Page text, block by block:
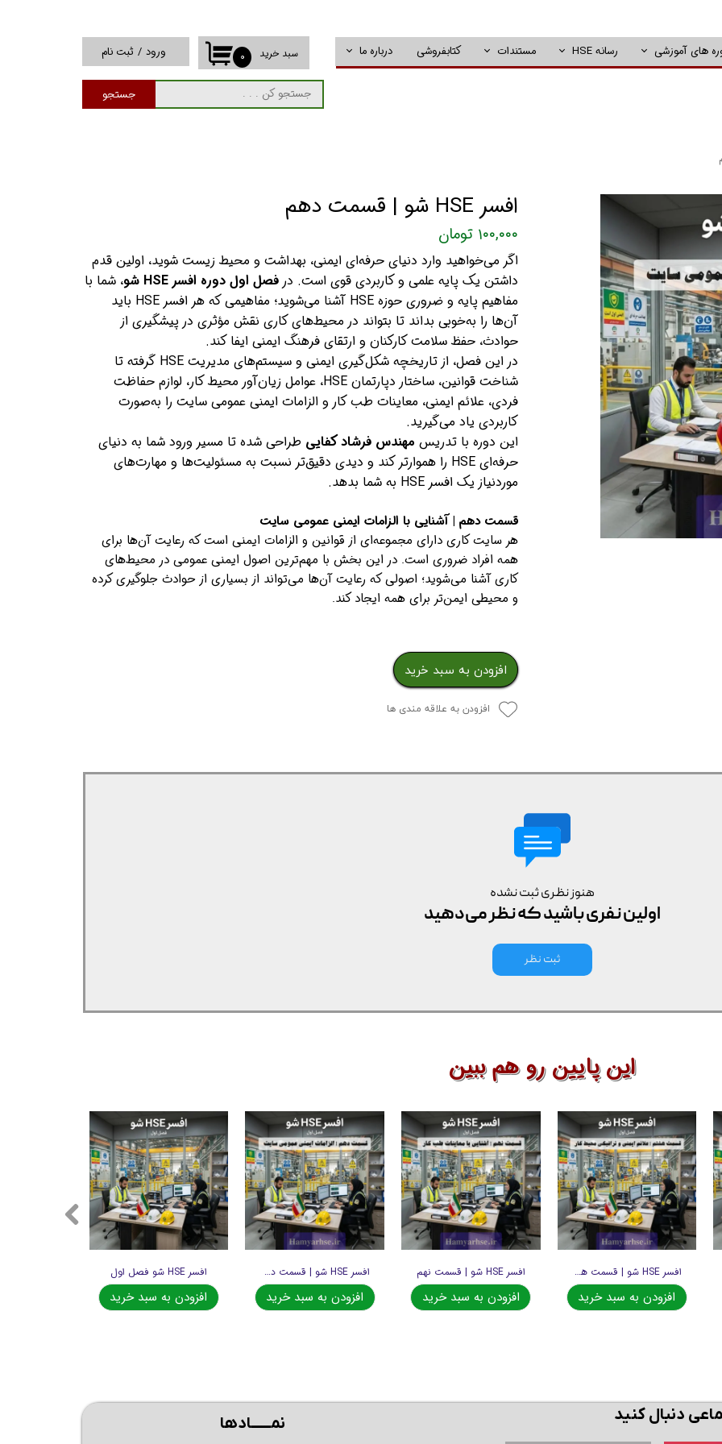
های آموزشی رسانه HSE مستندات کتابفروشی درباره ما
جستجو
۰ سبد خرید ورود / ثبت نام
حساب کاربری من
تغییر گذر واژه
افسر HSE شو | قسمت دهم
۱۰۰,۰۰۰ تومان
اگر می‌خواهید وارد دنیای حرفه‌ای ایمنی، بهداشت و محیط زیست شوید، اولین قدم
داشتن یک پایه علمی و کاربردی قوی است. در فصل اول دوره افسر HSE شو
، شما با
مفاهیم پایه و ضروری حوزه HSE آشنا می‌شوید؛ مفاهیمی که هر افسر HSE باید
آن‌ها را به‌خوبی بداند تا بتواند در محیط‌های کاری نقش مؤثری در پیشگیری از
حوادث، حفظ سلامت کارکنان و ارتقای فرهنگ ایمنی ایفا کند.
در این فصل، از تاریخچه شکل‌گیری ایمنی و سیستم‌های مدیریت HSE گرفته تا
شناخت قوانین، ساختار دپارتمان HSE، عوامل زیان‌آور محیط کار، لوازم حفاظت
فردی، علائم ایمنی، معاینات طب کار و الزامات ایمنی عمومی سایت را به‌صورت
کاربردی یاد می‌گیرید.
این دوره با تدریس مهندس فرشاد کفایی طراحی شده تا مسیر ورود شما به دنیای
حرفه‌ای HSE را هموارتر کند و دیدی دقیق‌تر نسبت به مسئولیت‌ها و مهارت‌های
موردنیاز یک افسر HSE به شما بدهد.
قسمت دهم | آشنایی با الزامات ایمنی عمومی سایت
هر سایت کاری دارای مجموعه‌ای از قوانین و الزامات ایمنی است که رعایت آن‌ها برای
همه افراد ضروری است. در این بخش با مهم‌ترین اصول ایمنی عمومی در محیط‌های
کاری آشنا می‌شوید؛ اصولی که رعایت آن‌ها می‌تواند از بسیاری از حوادث جلوگیری کرده
و محیطی ایمن‌تر برای همه ایجاد کند.
افزودن به سبد خرید
افزودن به علاقه مندی ها
هنوز نظری ثبت نشده
اولین نفری باشید که نظر می‌دهید
ثبت نظر
افسر HSE شو فصل اول
افزودن به سبد خرید
افسر HSE شو | قسمت دهم
افزودن به سبد خرید
افسر HSE شو | قسمت نهم
افزودن به سبد خرید
افسر HSE شو | قسمت هشتم
افزودن به سبد خرید
این پایین رو هم ببین
دنبال کنید نمــــــادها